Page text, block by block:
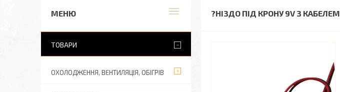
?НІЗДО ПІД КРОНУ 9V З
ТОВАРИ
ОХОЛОДЖЕННЯ, ВЕНТИЛЯЦІЯ, ОБІГРІВ